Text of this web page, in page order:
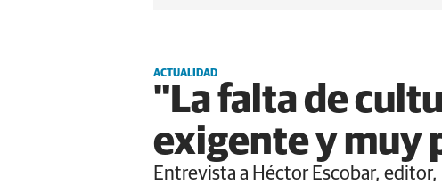
ACTUALIDAD
"La falta de
exigente y muy
Entrevista a Héctor Escobar,